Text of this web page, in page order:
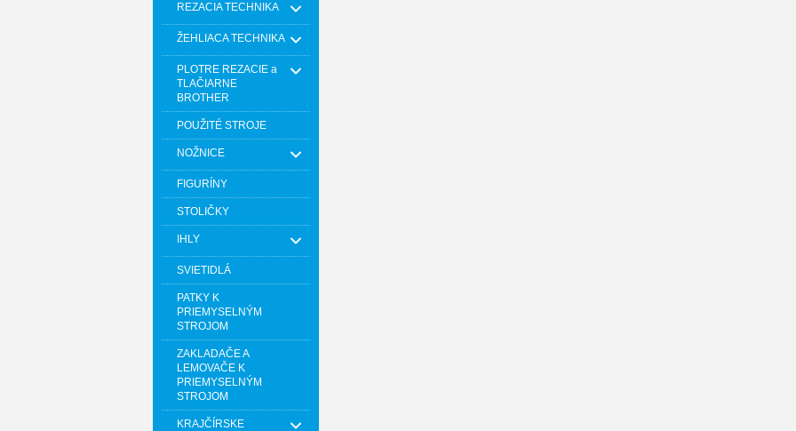
REZACIA TECHNIKA
ŽEHLIACA TECHNIKA
PLOTRE REZACIE a
TLAČIARNE
BROTHER
POUŽITÉ STROJE
NOŽNICE
FIGURÍNY
STOLIČKY
IHLY
SVIETIDLÁ
PATKY K
PRIEMYSELNÝM
STROJOM
ZAKLADAČE A
LEMOVAČE K
PRIEMYSELNÝM
STROJOM
KRAJČÍRSKE